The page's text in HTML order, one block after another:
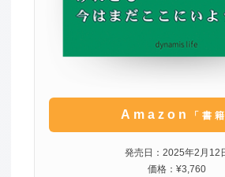
Amazon 「書
発売日：2025年2月12
価格：¥3,760